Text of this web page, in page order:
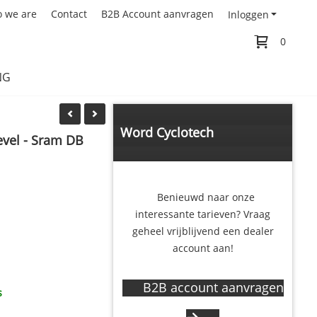
Inloggen
we are Contact B2B Account aanvragen
0
- Sram DB Word Cyclotech
Components dealer
Benieuwd naar onze
interessante tarieven? Vraag
geheel vrijblijvend een dealer
account aan!
B2B account aanvragen